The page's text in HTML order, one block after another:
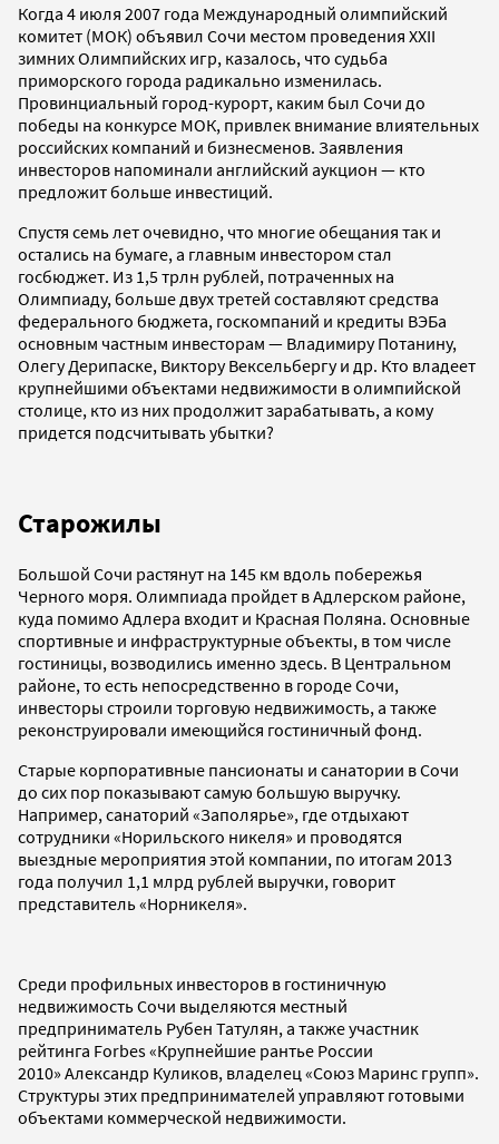
Когда 4 июля 2007 года Международный олимпийский
комитет (МОК) объявил Сочи местом проведения XXII
зимних Олимпийских игр, казалось, что судьба
приморского города радикально изменилась.
Провинциальный город-курорт, каким был Сочи до
победы на конкурсе МОК, привлек внимание влиятельных
российских компаний и бизнесменов. Заявления
инвесторов напоминали английский аукцион — кто
предложит больше инвестиций.
Спустя семь лет очевидно, что многие обещания так и
остались на бумаге, а главным инвестором стал
госбюджет. Из 1,5 трлн рублей, потраченных на
Олимпиаду, больше двух третей составляют средства
федерального бюджета, госкомпаний и кредиты ВЭБа
основным частным инвесторам — Владимиру Потанину,
Олегу Дерипаске, Виктору Вексельбергу и др. Кто владеет
крупнейшими объектами недвижимости в олимпийской
столице, кто из них продолжит зарабатывать, а кому
придется подсчитывать убытки?
Старожилы
Большой Сочи растянут на 145 км вдоль побережья
Черного моря. Олимпиада пройдет в Адлерском районе,
куда помимо Адлера входит и Красная Поляна. Основные
спортивные и инфраструктурные объекты, в том числе
гостиницы, возводились именно здесь. В Центральном
районе, то есть непосредственно в городе Сочи,
инвесторы строили торговую недвижимость, а также
реконструировали имеющийся гостиничный фонд.
Старые корпоративные пансионаты и санатории в Сочи
до сих пор показывают самую большую выручку.
Например, санаторий «Заполярье», где отдыхают
сотрудники «Норильского никеля» и проводятся
выездные мероприятия этой компании, по итогам 2013
года получил 1,1 млрд рублей выручки, говорит
представитель «Норникеля».
Среди профильных инвесторов в гостиничную
недвижимость Сочи выделяются местный
предприниматель Рубен Татулян, а также участник
рейтинга Forbes «Крупнейшие рантье России
2010» Александр Куликов, владелец «Союз Маринс групп».
Структуры этих предпринимателей управляют готовыми
объектами коммерческой недвижимости.